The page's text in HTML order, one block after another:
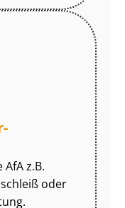
z.B.
oder